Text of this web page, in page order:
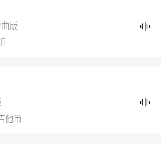
曲版
他币